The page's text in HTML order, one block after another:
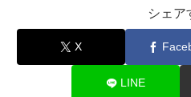
シェア
X
LINE